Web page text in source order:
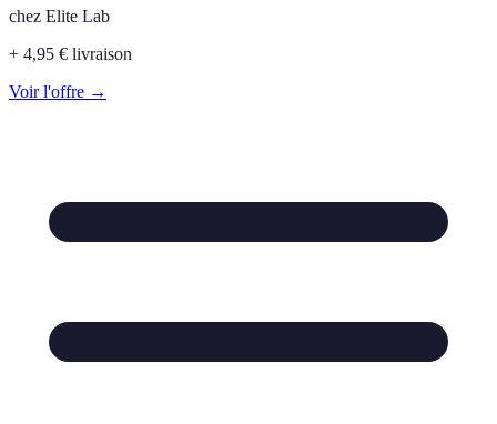
chez Elite Lab
+ 4,95 € livraison
Voir l'offre →